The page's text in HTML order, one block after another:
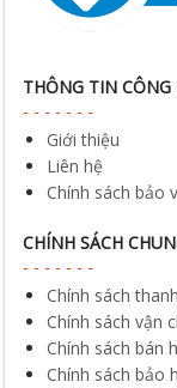
THÔNG TIN CÔNG
Giới thiệu
Liên hệ
Chính sách bảo
CHÍNH SÁCH
Chính sách
Chính sách vận
Chính sách bán
Chính sách bảo